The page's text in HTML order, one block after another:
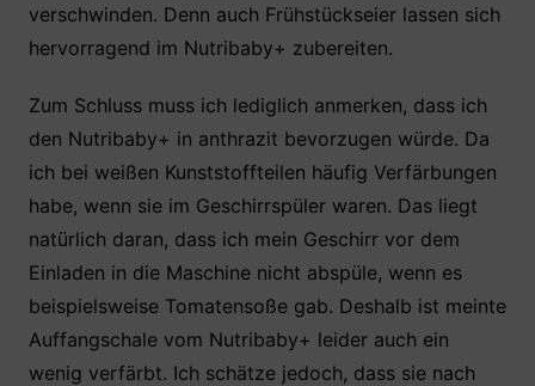
verschwinden. Denn auch Frühstückseier lassen sich
hervorragend im Nutribaby+ zubereiten.
Zum Schluss muss ich lediglich anmerken, dass ich
den Nutribaby+ in anthrazit bevorzugen würde. Da
ich bei weißen Kunststoffteilen häufig Verfärbungen
habe, wenn sie im Geschirrspüler waren. Das liegt
natürlich daran, dass ich mein Geschirr vor dem
Einladen in die Maschine nicht abspüle, wenn es
beispielsweise Tomatensoße gab. Deshalb ist meinte
Auffangschale vom Nutribaby+ leider auch ein
wenig verfärbt. Ich schätze jedoch, dass sie nach